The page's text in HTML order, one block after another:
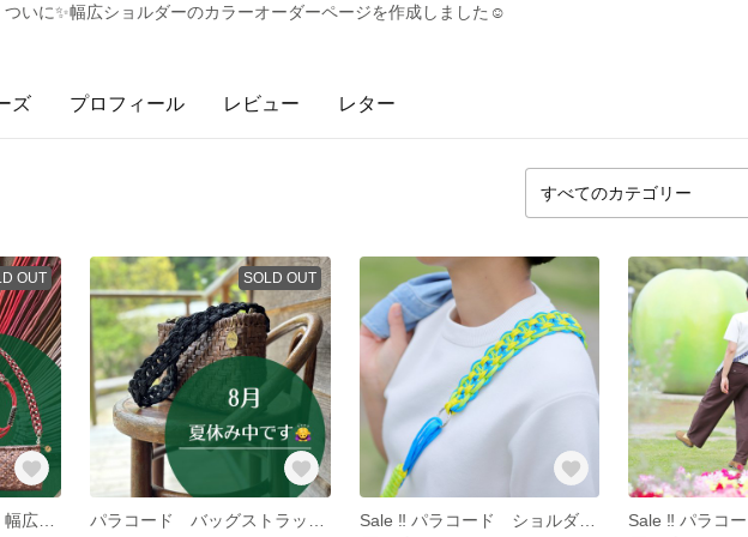
ついに✨幅広ショルダーのカラーオーダーページを作成しました☺︎
ズ プロフィール レビュー レター
OUT SOLD OUT
Sale ‼️ パラコード ショルダーストラップ スマホショルダー バッグショルダー 太め 長さ調整可 軽い 水ぬれOK 速乾 ワイド マーリコ200 黄色 空色 黄緑 幅広